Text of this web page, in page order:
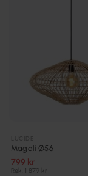
Magali Ø56
799 kr
Rek. 1 879 kr